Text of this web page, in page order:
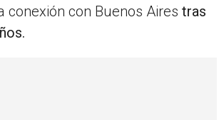
conexión con Buenos Aires tras